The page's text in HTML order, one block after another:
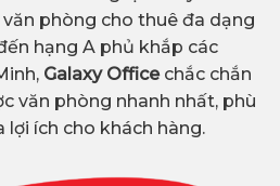
phòng cho thuê đa dạng
hạng A phủ khắp các
Galaxy Office chắc chắn
văn phòng nhanh nhất, phù
lợi ích cho khách hàng.